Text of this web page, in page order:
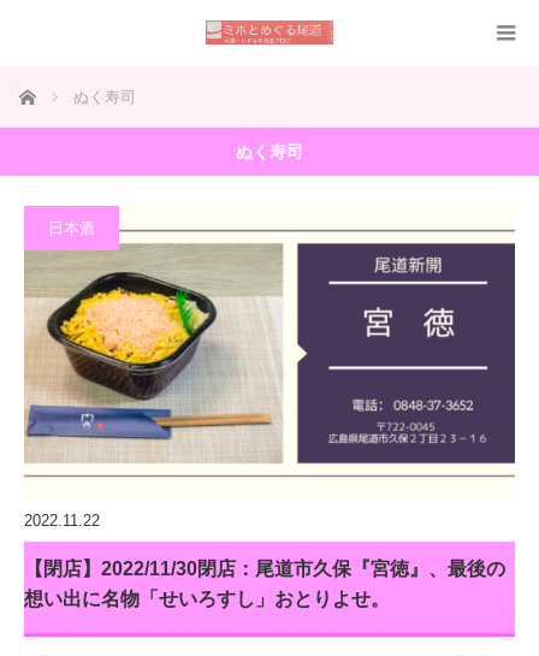
ホーム ぬく寿司
ぬく寿司
日本酒
2022.11.22
【閉店】2022/11/30閉店：尾道市久保『宮徳』、最後の
想い出に名物「せいろすし」おとりよせ。